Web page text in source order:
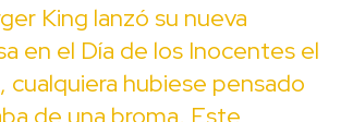
King lanzó su nueva
en el Día de los Inocentes el
cualquiera hubiese pensado